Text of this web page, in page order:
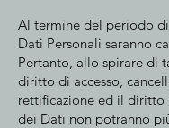
Al termine del periodo
Dati Personali saranno
Pertanto, allo spirare di
diritto di accesso,
rettificazione ed il
dei Dati non potranno